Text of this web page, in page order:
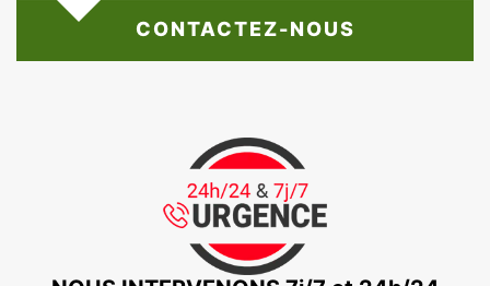
CONTACTEZ-NOUS